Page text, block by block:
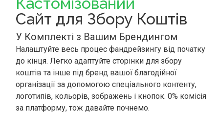
Сайт для Збору Коштів
У Комплекті з Вашим Брендингом
Налаштуйте весь процес фандрейзингу від початку
до кінця. Легко адаптуйте сторінки для збору
коштів та інше під бренд вашої благодійної
організації за допомогою спеціального контенту,
логотипів, кольорів, зображень і кнопок. 0% комісія
за платформу, тож давайте почнемо.